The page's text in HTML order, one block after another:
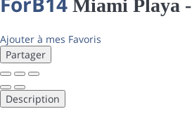
Miami Playa -
Ajouter à mes Favoris
Partager
Description